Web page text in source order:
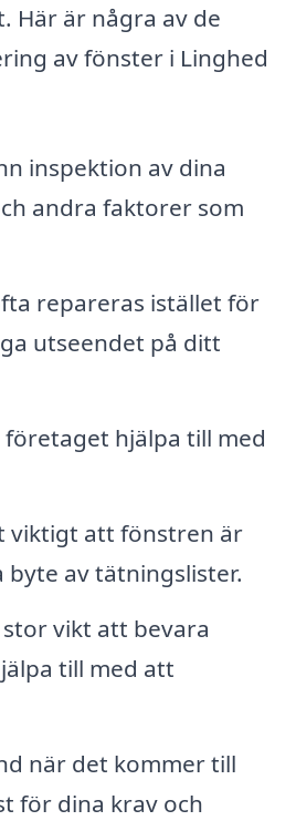
Här är några av de
av fönster i Linghed
inspektion av dina
andra faktorer som
repareras istället för
utseendet på ditt
hjälpa till med
viktigt att fönstren är
av tätningslister.
vikt att bevara
till med att
när det kommer till
för dina krav och